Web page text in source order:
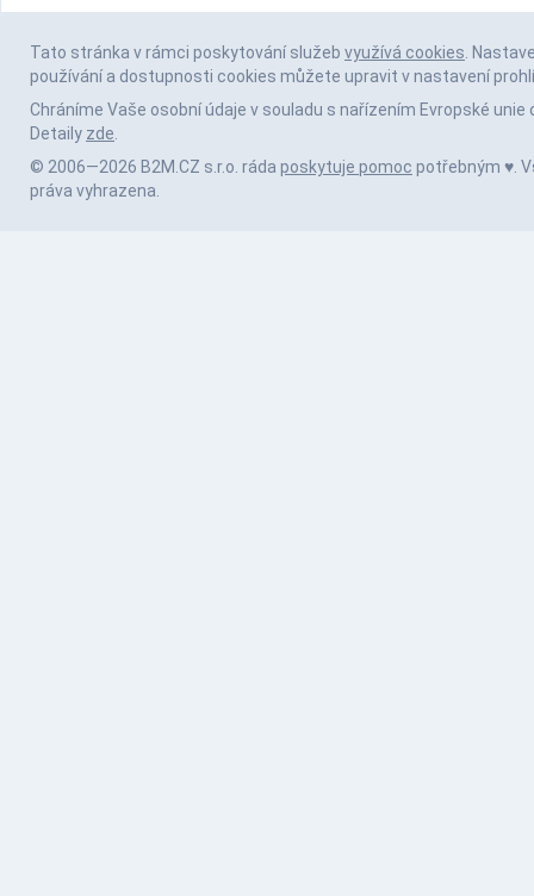
Tato stránka v rámci poskytování služeb využívá cookies .
používání a dostupnosti cookies můžete upravit v nastavení
Chráníme Vaše osobní údaje v souladu s nařízením Evropské unie
Detaily zde
© 2006—2026 B2M.CZ s.r.o. ráda poskytuje pomoc potřebným ♥️.
práva vyhrazena.